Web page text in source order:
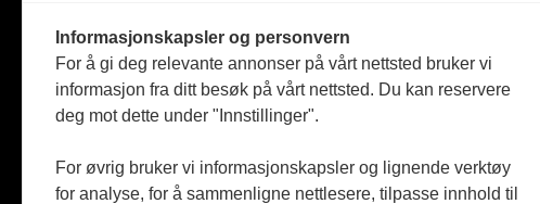
Medlem i Norsk tidsskriftforening og
Fagpressen
Støttet av Kulturrådet og Norges
Følger Redaktørplakaten og Vær Varsom-
Informasjonskapsler og personvern
For å gi deg relevante annonser på vårt nettsted bruker vi
informasjon fra ditt besøk på vårt nettsted. Du kan reservere
deg mot dette under "Innstillinger".
For øvrig bruker vi informasjonskapsler og lignende verktøy
for analyse, for å sammenligne nettlesere, tilpasse innhold til